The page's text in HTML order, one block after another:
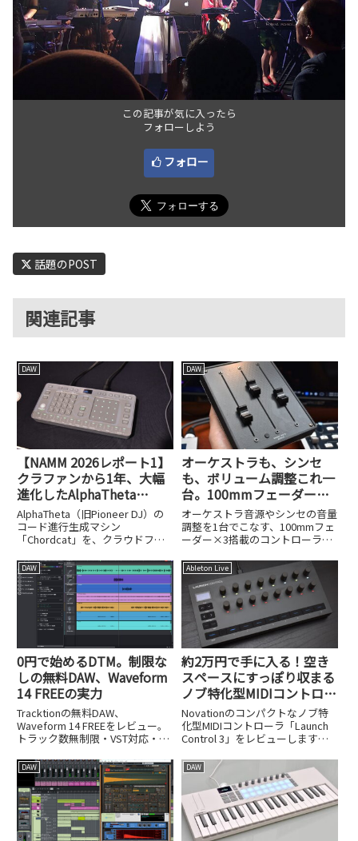
この記事が気に入ったら
フォローしよう
フォロー
話題のPOST
関連記事
DAW
【NAMM 2026レポート1】
クラファンから1年、大幅
進化したAlphaTheta
TORAIZのコード進行生成
マシン、Chordcatの実力
AlphaTheta（旧Pioneer DJ）の
コード進行生成マシン
「Chordcat」を、クラウドファ
まえてレビューします。
DAW
オーケストラも、シンセ
も、ボリューム調整これ一
台。100mmフェーダー×3
のGhost Note Audio
Conductor Mark II
オーケストラ音源やシンセの音量
調整を1台でこなす、100mmフェ
ーダー×3搭載のコントローラ
します。
DAW
0円で始めるDTM。制限な
しの無料DAW、Waveform
14 FREEの実力
Tracktionの無料DAW、
Waveform 14 FREEをレビュー。
トラック数無制限・VST対応・書
トールから打ち込み、ボーカル録
音、AI機能Assistant、有償版Pro
との違いまで詳しく解説します。
Ableton Live
約2万円で手に入る！空き
スペースにすっぽり収まる
ノブ特化型MIDIコントロー
ラ、Novation Launch
Control 3
Novationのコンパクトなノブ特
化型MIDIコントローラ「Launch
Control 3」をレビューします。
ースに収まるサイズ感を紹介しま
す。
DAW DAW